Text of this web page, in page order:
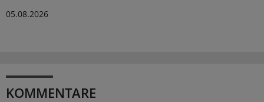
05.08.2026
KOMMENTARE